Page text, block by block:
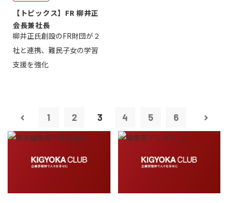
【トピックス】FR 柳井正
会長兼社長
柳井正氏創設のFR財団が２
社と連携、難民子女の学習
支援を強化
1 2 3 4 5 6